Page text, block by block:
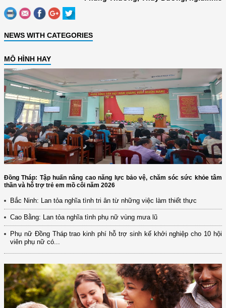
NEWS WITH CATEGORIES
MÔ HÌNH HAY
Đồng Tháp: Tập huấn nâng cao năng lực bảo vệ, chăm sóc sức khỏe tâm
thần và hỗ trợ trẻ em mồ côi năm 2026
Bắc Ninh: Lan tỏa nghĩa tình tri ân từ những việc làm thiết thực
Cao Bằng: Lan tỏa nghĩa tình phụ nữ vùng mưa lũ
Phụ nữ Đồng Tháp trao kinh phí hỗ trợ sinh kế khởi nghiệp cho 10 hội
viên phụ nữ có...